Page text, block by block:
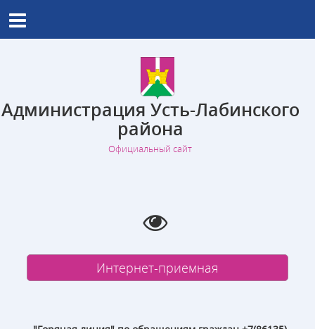
Администрация Усть-Лабинского
района
Официальный сайт
Интернет-приемная